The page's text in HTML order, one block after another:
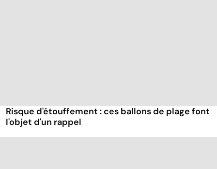
Risque d'étouffement : ces ballons de plage font
l'objet d'un rappel